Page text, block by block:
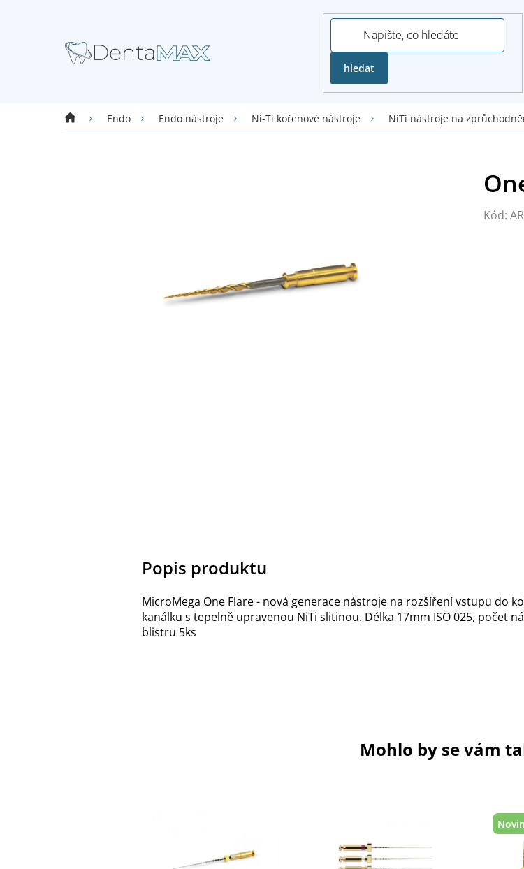
hledat
Domů Endo Endo nástroje Ni-Ti kořenové nástroje NiTi nástroje na
Kód:
Popis produktu
MicroMega One Flare - nová generace nástroje na rozšíření vstupu do
kanálku s tepelně upravenou NiTi slitinou. Délka 17mm ISO 025, počet
blistru 5ks
Mohlo by se vám